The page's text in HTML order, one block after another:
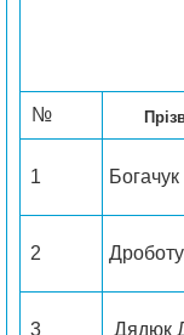
№
1
2
3 Дядюк